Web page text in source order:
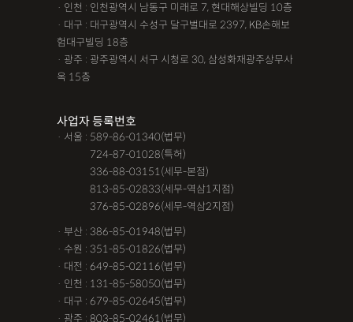
· 인천 : 인천광역시 남동구 미래로 7, 현대해상빌딩 10층
· 대구 : 대구광역시 수성구 달구벌대로 2397, KB손해보
험대구빌딩 18층
· 광주 : 광주광역시 서구 시청로 30, 삼성화재광주상무사
옥 15층
사업자 등록번호
· 서울 : 589-86-01340(법무)
724-87-01028(특허)
336-88-03151(세무-본점)
813-85-02833(세무-역삼1지점)
376-85-02896(세무-역삼2지점)
· 부산 : 386-85-01948(법무)
· 수원 : 351-85-01826(법무)
· 대전 : 649-85-02116(법무)
· 인천 : 131-85-58050(법무)
· 대구 : 679-85-02645(법무)
· 광주 : 803-85-02461(법무)